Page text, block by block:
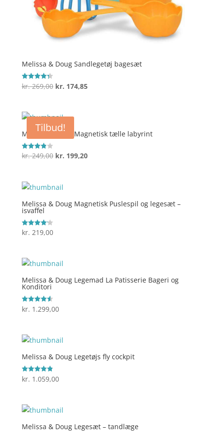
Melissa & Doug Sandlegetøj bagesæt
Vurderet
4.3
kr.269,00 Den
var:
kr. 269,00.
kr. 174,85Den
kr. 174,85.
Tilbud!
Melissa & Doug Magnetisk tælle labyrint
Vurderet
3.9
kr.249,00 Den
var:
kr. 249,00.
kr. 199,20Den
kr. 199,20.
Melissa & Doug Magnetisk Puslespil og legesæt –
isvaffel
Vurderet
4.2
kr. 219,00
Melissa & Doug Legemad La Patisserie Bageri og
Konditori
Vurderet
4.6
kr. 1.299,00
Melissa & Doug Legetøjs fly cockpit
Vurderet
4.9
kr. 1.059,00
Melissa & Doug Legesæt – tandlæge